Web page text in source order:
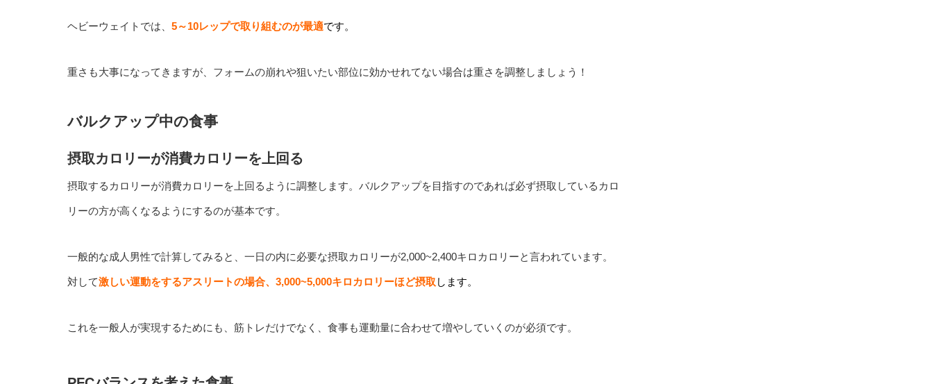
ヘビーウェイトでは、 5～10レップで取り組むのが最適です。
重さも大事になってきますが、フォームの崩れや狙いたい部位に効かせれてない場合は重さを調整しましょう！
バルクアップ中の食事
摂取カロリーが消費カロリーを上回る
摂取するカロリーが消費カロリーを上回るように調整します。バルクアップを目指すのであれば必ず摂取しているカロ
リーの方が高くなるようにするのが基本です。
一般的な成人男性で計算してみると、一日の内に必要な摂取カロリーが2,000~2,400キロカロリーと言われています。
対して激しい運動をするアスリートの場合、3,000~5,000キロカロリーほど摂取 します。
これを一般人が実現するためにも、筋トレだけでなく、食事も運動量に合わせて増やしていくのが必須です。